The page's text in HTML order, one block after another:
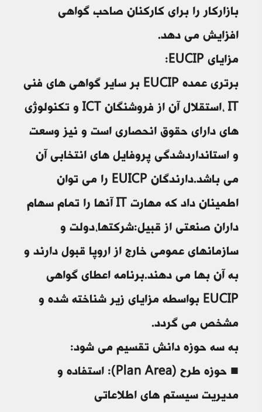
بازارکار را برای کارکنان صاحب گواهی
افزایش می دهد.
مزایای EUCIP:
برتری عمده EUCIP بر سایر گواهی های فنی
IT ،استقلال آن از فروشنگان ICT و تکنولوژی
های دارای حقوق انحصاری است و نیز وسعت
و استانداردشدگی پروفایل های انتخابی آن
می باشد.دارندگان EUICP را می توان
اطمینان داد که مهارت IT آنها را تمام سهام
داران صنعتی از قبیل:شرکتها،دولت و
سازمانهای عمومی خارج از اروپا قبول دارند و
به آن بها می دهند.برنامه اعطای گواهی
EUCIP بواسطه مزایای زیر شناخته شده و
مشخص می گردد.
به سه حوزه دانش تقسیم می شود:
■ حوزه طرح (Plan Area): استفاده و
مدیریت سیستم های اطلاعاتی